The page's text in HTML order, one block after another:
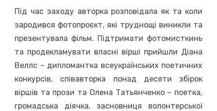
Під час заходу авторка розповідала як та коли
зародився фотопроєкт, які труднощі виникли та
презентувала фільм. Підтримати фотомисткинь
та продекламувати власні вірші прийшли Діана
Веллс – дипломантка всеукраїнських поетичних
конкурсів, співавторка понад десяти збірок
віршів та прози та Олена Татьянченко – поетка,
громадська діячка, засновниця волонтерської